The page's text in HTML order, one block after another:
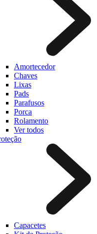
Amortecedor
Chaves
Lixas
Pads
Parafusos
Porca
Rolamento
Ver todos
Capacetes